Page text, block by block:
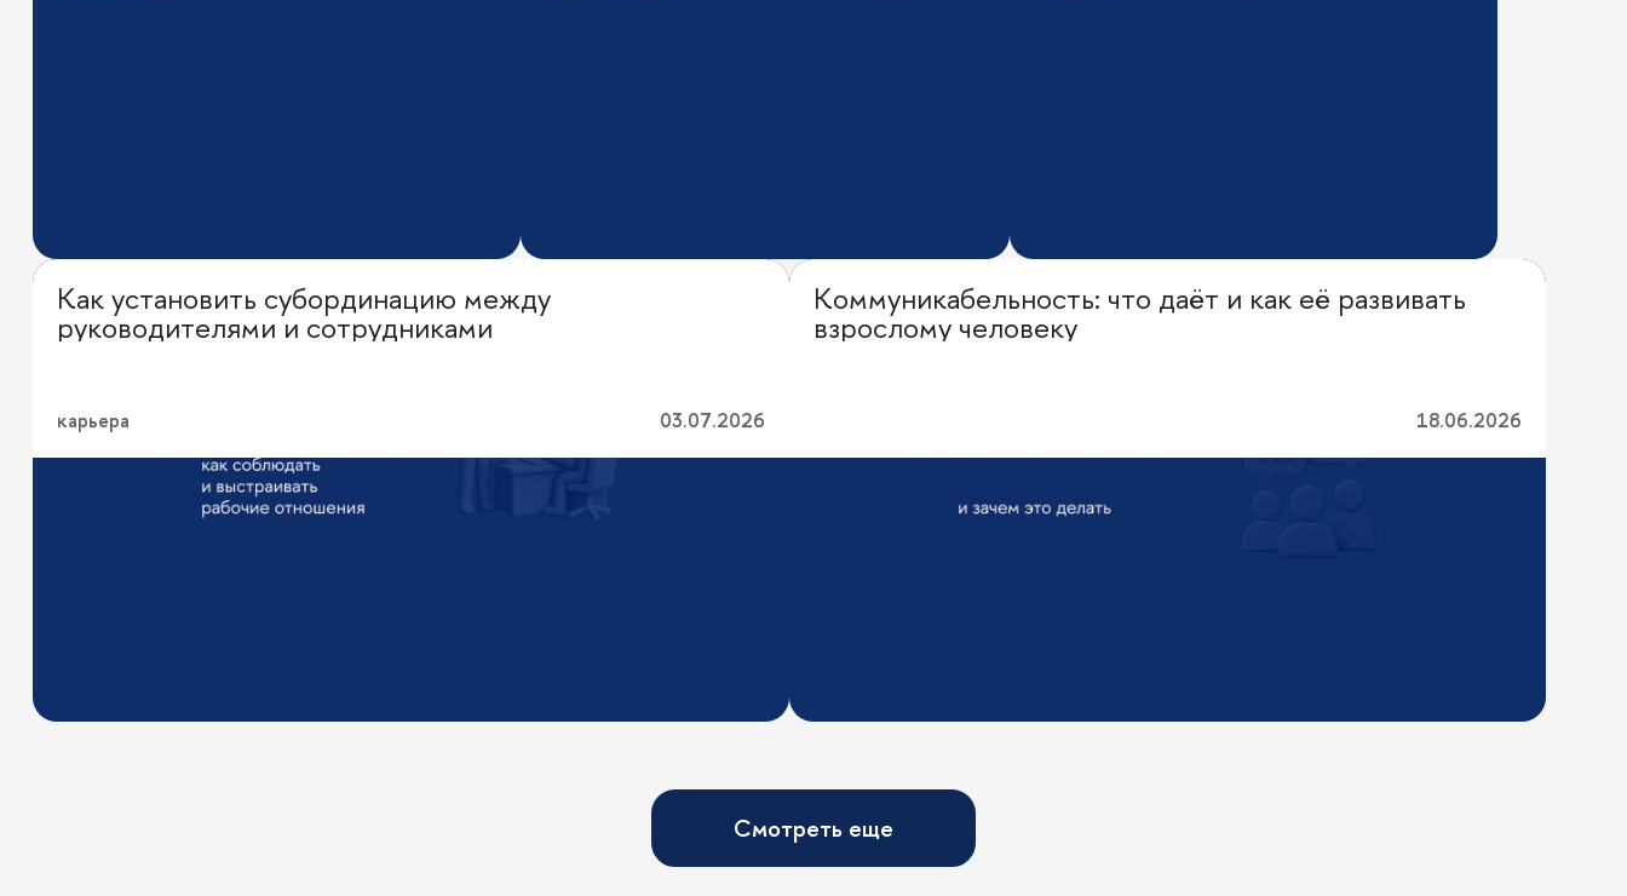
Личная эффективность
Как установить субординацию между
руководителями и сотрудниками
карьера 03.07.2026
Личная эффективность
Коммуникабельность: что даёт и как её развивать
взрослому человеку
18.06.2026
Смотреть еще